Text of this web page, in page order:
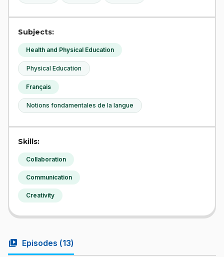
Subjects:
Health and Physical Education
Physical Education
Français
Notions fondamentales de la langue
Skills:
Collaboration
Communication
Creativity
video_library Episodes (13)